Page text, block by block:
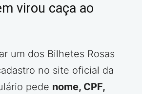
virou caça ao
um dos Bilhetes Rosas
no site oficial da
pede nome, CPF,